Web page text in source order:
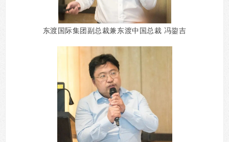
东渡国际集团副总裁兼东渡中国总裁 冯鋆吉